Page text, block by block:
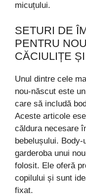
micuțului.
SETURI DE
PENTRU
CĂCIULIȚE
Unul dintre cele
nou-născut este
care să includă
Aceste articole
căldura necesare
bebelușului.
garderoba unui
folosit. Ele oferă
copilului și sunt
fixat.